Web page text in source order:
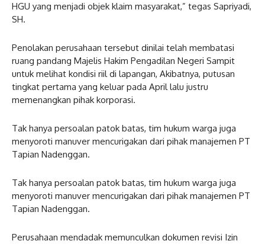
HGU yang menjadi objek klaim masyarakat,” tegas Sapriyadi,
SH.
Penolakan perusahaan tersebut dinilai telah membatasi
ruang pandang Majelis Hakim Pengadilan Negeri Sampit
untuk melihat kondisi riil di lapangan, Akibatnya, putusan
tingkat pertama yang keluar pada April lalu justru
memenangkan pihak korporasi.
Tak hanya persoalan patok batas, tim hukum warga juga
menyoroti manuver mencurigakan dari pihak manajemen PT
Tapian Nadenggan.
Tak hanya persoalan patok batas, tim hukum warga juga
menyoroti manuver mencurigakan dari pihak manajemen PT
Tapian Nadenggan.
Perusahaan mendadak memunculkan dokumen revisi Izin